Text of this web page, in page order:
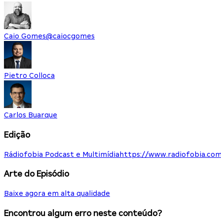
Caio Gomes@caiocgomes
Pietro Colloca
Carlos Buarque
Edição
Rádiofobia Podcast e Multimídia https://
Arte do Episódio
Baixe agora em alta qualidade
Encontrou algum erro neste conteúdo?